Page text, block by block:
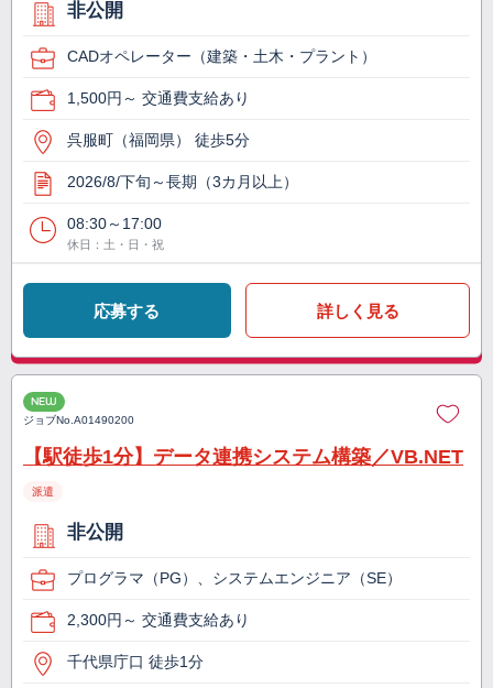
非公開
CADオペレーター（建築・土木・プラント）
1,500円～ 交通費支給あり
呉服町（福岡県） 徒歩5分
2026/8/下旬～長期（3カ月以上）
08:30～17:00
休日：土・日・祝
応募する 詳しく見る
NEW
ジョブNo.A01490200
【駅徒歩1分】データ連携システム構築／VB.NET
派遣
非公開
プログラマ（PG）、システムエンジニア（SE）
2,300円～ 交通費支給あり
千代県庁口 徒歩1分